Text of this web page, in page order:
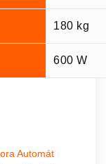
180 kg
600 W
Automát